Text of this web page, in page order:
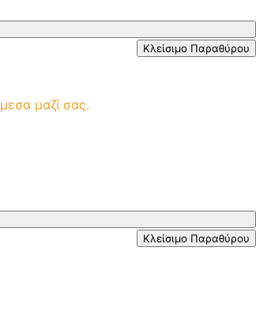
Κλείσιμο Παραθύρου
μαζί σας.
Κλείσιμο Παραθύρου